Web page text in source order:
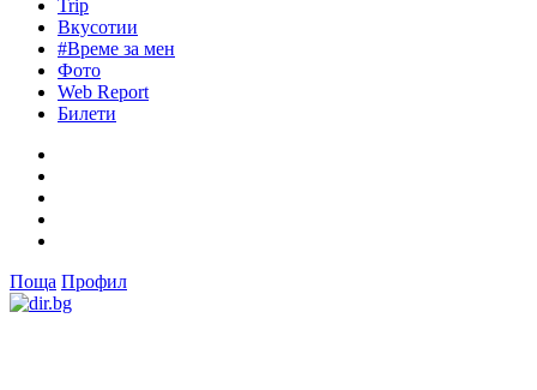
Trip
Вкусотии
#Време за мен
Фото
Web Report
Билети
Поща Профил